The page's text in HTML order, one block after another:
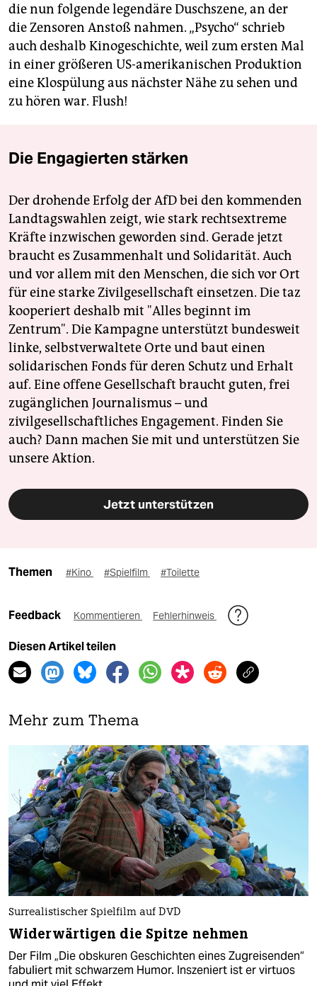
die nun folgende legendäre Duschszene, an der
die Zensoren Anstoß nahmen. „Psycho“ schrieb
auch deshalb Kinogeschichte, weil zum ersten Mal
in einer größeren US-amerikanischen Produktion
eine Klospülung aus nächster Nähe zu sehen und
zu hören war. Flush!
Die Engagierten stärken
Der drohende Erfolg der AfD bei den kommenden
Landtagswahlen zeigt, wie stark rechtsextreme
Kräfte inzwischen geworden sind. Gerade jetzt
braucht es Zusammenhalt und Solidarität. Auch
und vor allem mit den Menschen, die sich vor Ort
für eine starke Zivilgesellschaft einsetzen. Die taz
kooperiert deshalb mit "Alles beginnt im
Zentrum". Die Kampagne unterstützt bundesweit
linke, selbstverwaltete Orte und baut einen
solidarischen Fonds für deren Schutz und Erhalt
auf. Eine offene Gesellschaft braucht guten, frei
zugänglichen Journalismus – und
zivilgesellschaftliches Engagement. Finden Sie
auch? Dann machen Sie mit und unterstützen Sie
unsere Aktion.
Jetzt unterstützen
Themen #Kino #Spielfilm #Toilette
Feedback Kommentieren Fehlerhinweis
Diesen Artikel teilen
Mehr zum Thema
Surrealistischer Spielfilm auf DVD
Widerwärtigen die Spitze nehmen
Der Film „Die obskuren Geschichten eines Zugreisenden“
fabuliert mit schwarzem Humor. Inszeniert ist er virtuos